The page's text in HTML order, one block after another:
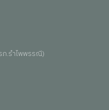
ภ.รำไพพรรณี)